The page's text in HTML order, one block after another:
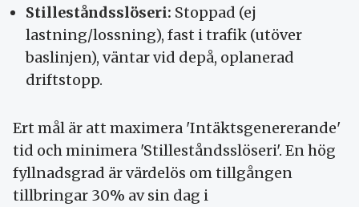
Stilleståndsslöseri: Stoppad (ej
lastning/lossning), fast i trafik (utöver
baslinjen), väntar vid depå, oplanerad
driftstopp.
Ert mål är att maximera 'Intäktsgenererande'
tid och minimera 'Stilleståndsslöseri'. En hög
fyllnadsgrad är värdelös om tillgången
tillbringar 30% av sin dag i